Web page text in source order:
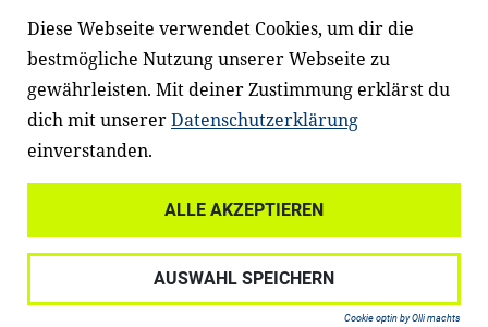
Lehrer*innen und andere
Fachexpert*innen. Dafür arbeiten wir eng
mit Ministerien, wissenschaftlichen
Einrichtungen, Verbänden, Unternehmen
und anderen Stiftungen zusammen.
Datenschutz
Haftungsausschluss
Impressum
Diese Webseite verwendet Cookies, um dir die
bestmögliche Nutzung unserer Webseite zu
gewährleisten. Mit deiner Zustimmung erklärst du
dich mit unsererDatenschutzerklärung
einverstanden.
ALLE AKZEPTIEREN
AUSWAHL SPEICHERN
Cookie optin by Olli machts